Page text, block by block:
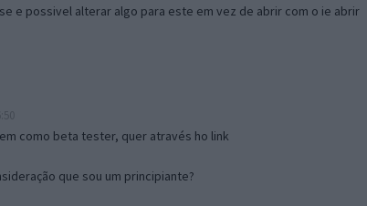
e possivel alterar algo para este em vez de abrir com o ie abrir
como beta tester, quer através ho link
que sou um principiante?